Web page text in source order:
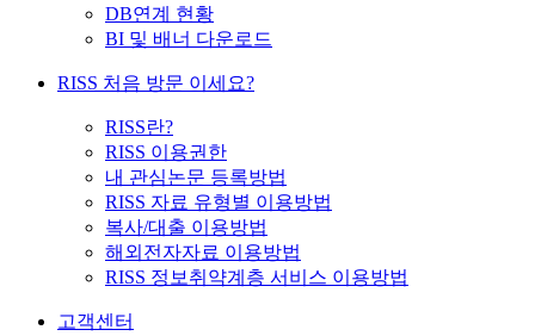
DB연계 현황
BI 및 배너 다운로드
RISS 처음 방문 이세요?
RISS란?
RISS 이용권한
내 관심논문 등록방법
RISS 자료 유형별 이용방법
복사/대출 이용방법
해외전자자료 이용방법
RISS 정보취약계층 서비스 이용방법
고객센터